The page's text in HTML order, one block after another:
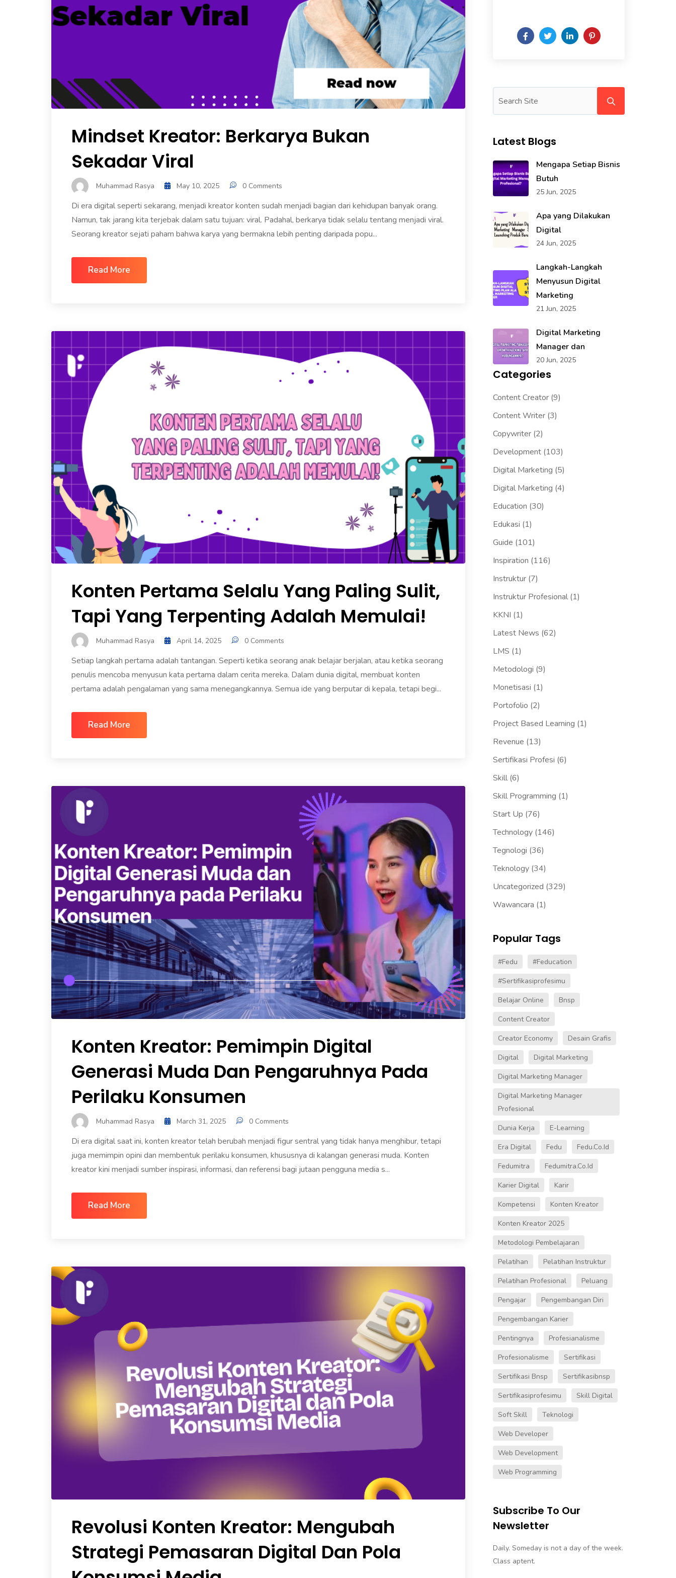
Mindset Kreator: Berkarya Bukan
Sekadar Viral
Muhammad Rasya May 10, 2025 0 Comments
Di era digital seperti sekarang, menjadi kreator konten sudah menjadi bagian dari kehidupan banyak orang.
Namun, tak jarang kita terjebak dalam satu tujuan: viral. Padahal, berkarya tidak selalu tentang menjadi viral.
Seorang kreator sejati paham bahwa karya yang bermakna lebih penting daripada popu...
Read More
Konten Pertama Selalu Yang Paling Sulit,
Tapi Yang Terpenting Adalah Memulai!
Muhammad Rasya April 14, 2025 0 Comments
Setiap langkah pertama adalah tantangan. Seperti ketika seorang anak belajar berjalan, atau ketika seorang
penulis mencoba menyusun kata pertama dalam cerita mereka. Dalam dunia digital, membuat konten
pertama adalah pengalaman yang sama menegangkannya. Semua ide yang berputar di kepala, tetapi begi...
Read More
Konten Kreator: Pemimpin Digital
Generasi Muda Dan Pengaruhnya Pada
Perilaku Konsumen
Muhammad Rasya March 31, 2025 0 Comments
Di era digital saat ini, konten kreator telah berubah menjadi figur sentral yang tidak hanya menghibur, tetapi
juga memimpin opini dan membentuk perilaku konsumen, khususnya di kalangan generasi muda. Konten
kreator kini menjadi sumber inspirasi, informasi, dan referensi bagi jutaan pengguna media s...
Read More
Revolusi Konten Kreator: Mengubah
Strategi Pemasaran Digital Dan Pola
Latest Blogs
Mengapa Setiap Bisnis
Butuh
25 Jun, 2025
Apa yang Dilakukan
Digital
24 Jun, 2025
Langkah-Langkah
Menyusun Digital
Marketing
21 Jun, 2025
Digital Marketing
Manager dan
20 Jun, 2025
Categories
Content Creator(9)
Content Writer(3)
Copywriter(2)
Development(103)
Digital Marketing (5)
Digital Marketing (4)
Education (30)
Edukasi (1)
Guide (101)
Inspiration (116)
Instruktur(7)
Instruktur Profesional(1)
KKNI (1)
Latest News (62)
LMS (1)
Metodologi (9)
Monetisasi (1)
Portofolio (2)
Project Based Learning (1)
Revenue (13)
Sertifikasi Profesi (6)
Skill(6)
Skill Programming (1)
Start Up (76)
Technology(146)
Tegnologi (36)
Teknology(34)
Uncategorized (329)
Wawancara (1)
Popular Tags
#fedu
#Feducation
#sertifikasiprofesimu
Belajar Online
Bnsp
Content Creator
Creator Economy
Desain Grafis
Digital
Digital Marketing
Digital Marketing Manager
Digital Marketing Manager
Profesional
Dunia Kerja
E-Learning
Era Digital
Fedu
Fedu.co.id
Fedumitra
Fedumitra.co.id
Karier Digital
Karir
Kompetensi
Konten Kreator
Konten Kreator 2025
Metodologi Pembelajaran
Pelatihan
Pelatihan Instruktur
Pelatihan Profesional
Peluang
Pengajar
Pengembangan Diri
Pengembangan Karier
Pentingnya
Profesianalisme
Profesionalisme
Sertifikasi
Sertifikasi Bnsp
Sertifikasibnsp
Sertifikasiprofesimu
Skill Digital
Soft Skill
Teknologi
Web Developer
Web Development
Web Programming
Subscribe To Our
Newsletter
Daily. Someday is not a day of the week.
Class aptent.